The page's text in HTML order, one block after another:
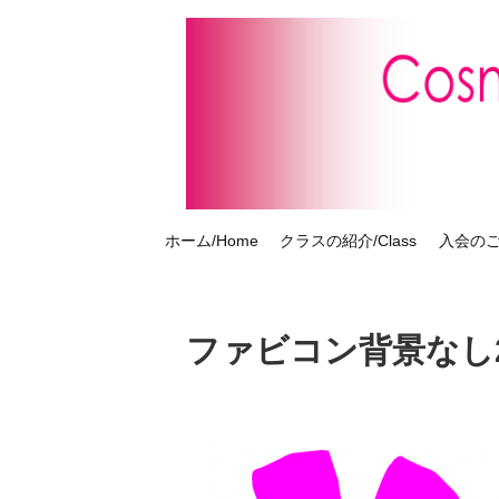
ホーム/Home クラスの紹介/Class 入会の
ファビコン背景な